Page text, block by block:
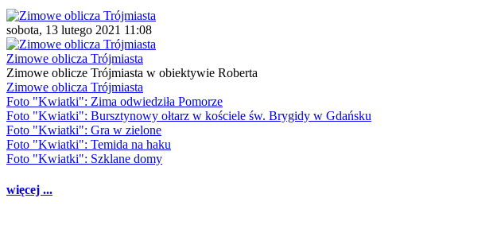
sobota, 13 lutego 2021 11:08
Zimowe oblicza Trójmiasta
Zimowe oblicze Trójmiasta w obiektywie Roberta
Zimowe oblicza Trójmiasta
Foto "Kwiatki": Zima odwiedziła Pomorze
Foto "Kwiatki": Bursztynowy ołtarz w kościele św. Brygidy w Gdańsku
Foto "Kwiatki": Gra w zielone
Foto "Kwiatki": Temida na haku
Foto "Kwiatki": Szklane domy
więcej ...